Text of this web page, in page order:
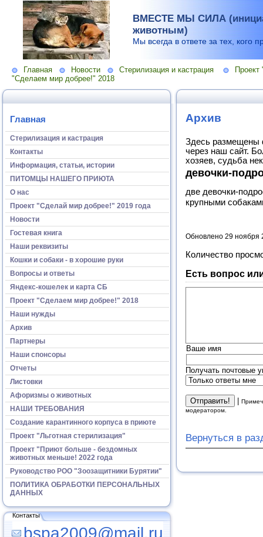
ВМЕСТЕ МЫ СИЛА
животным)
Мы всегда в ответе за тех, кого
Главная Новости Стерилизация и кастрация
"Сделаем мир добрее!" 2018
Главная
Стерилизация и кастрация
Контакты
Информация, статьи, истории
ПИТОМЦЫ НАШЕГО ПРИЮТА
О нас
Проект "Сделай мир добрее!" 2019 года
Новости
Гостевая книга
Наши реквизиты
Кошки и собаки - в хорошие руки
Вопросы и ответы
Яндекс-кошелек и карта СБ
Проект "Сделаем мир добрее!" 2018
Наши нужды
Архив
Партнеры
Наши спонсоры
Отчеты
Листовки
Афоризмы о животных
НАШИ ТРЕБОВАНИЯ
Создание карантинного корпуса в приюте
Проект "Льготная стерилизация"
Проект "Приют больше - бездомных
животных меньше! 2022 года
Руководство РОО "Зоозащитники Бурятии"
ПОЛИТИКА ОБРАБОТКИ ПЕРСОНАЛЬНЫХ
ДАННЫХ
Контакты
bspa2009@mail.ru
Архив
Здесь размещены
через наш сайт.
хозяев, судьба
девочки-
две девочки-
крупными
Обновлено 29 ноября
Количество
Есть вопрос
Ваше имя
Получать почтовые
модератором.
Вернуться в